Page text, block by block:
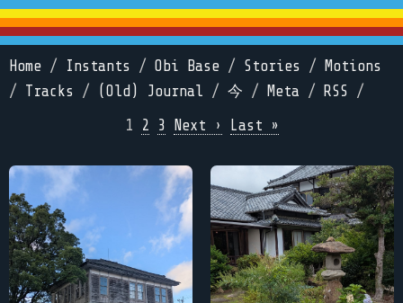
Home / Instants / Obi Base / Stories /
Motions
/ Tracks / (Old) Journal / 今 / Meta / RSS /
1
2 3 Next › Last »